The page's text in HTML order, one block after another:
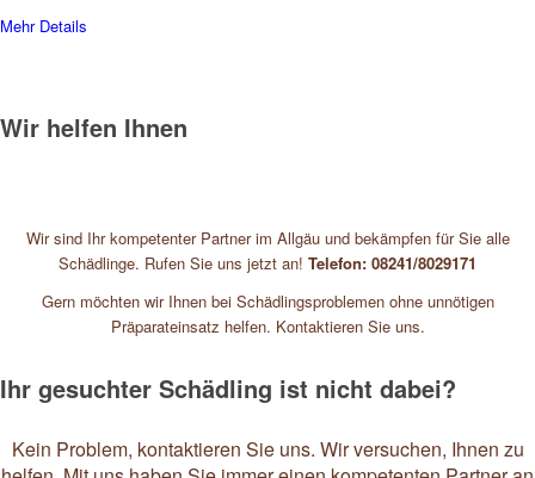
Mehr Details
Wir helfen Ihnen
Wir sind Ihr kompetenter Partner im Allgäu und bekämpfen für Sie alle
Schädlinge. Rufen Sie uns jetzt an! Telefon: 08241/8029171
Gern möchten wir Ihnen bei Schädlingsproblemen ohne unnötigen
Präparateinsatz helfen. Kontaktieren Sie uns.
Ihr gesuchter Schädling ist nicht dabei?
Kein Problem, kontaktieren Sie uns. Wir versuchen, Ihnen zu